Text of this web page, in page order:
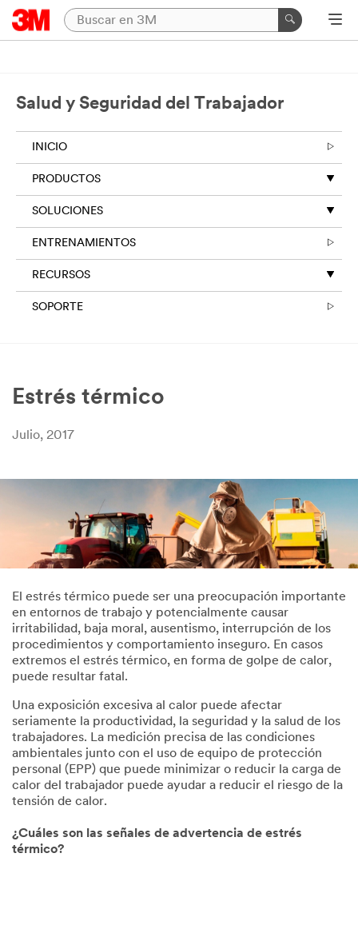
Salud y Seguridad del Trabajador
INICIO
PRODUCTOS
SOLUCIONES
ENTRENAMIENTOS
RECURSOS
SOPORTE
Estrés térmico
Julio, 2017
El estrés térmico puede ser una preocupación importante
en entornos de trabajo y potencialmente causar
irritabilidad, baja moral, ausentismo, interrupción de los
procedimientos y comportamiento inseguro. En casos
extremos el estrés térmico, en forma de golpe de calor,
puede resultar fatal.
Una exposición excesiva al calor puede afectar
seriamente la productividad, la seguridad y la salud de los
trabajadores. La medición precisa de las condiciones
ambientales junto con el uso de equipo de protección
personal (EPP) que puede minimizar o reducir la carga de
calor del trabajador puede ayudar a reducir el riesgo de la
tensión de calor.
¿Cuáles son las señales de advertencia de estrés
térmico?